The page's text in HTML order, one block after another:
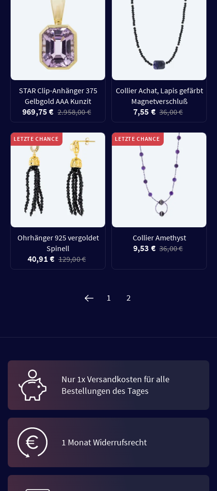
STAR Clip-Anhänger 375
Gelbgold AAA Kunzit
969,75 € 2.958,00 €
Collier Achat, Lapis gefärbt
Magnetverschluß
7,55 € 36,00 €
LETZTE CHANCE
Ohrhänger 925 vergoldet
Spinell
40,91 € 129,00 €
LETZTE CHANCE
Collier Amethyst
9,53 € 36,00 €
1 2
Nur 1x Versandkosten für alle
Bestellungen des Tages
1 Monat Widerrufsrecht